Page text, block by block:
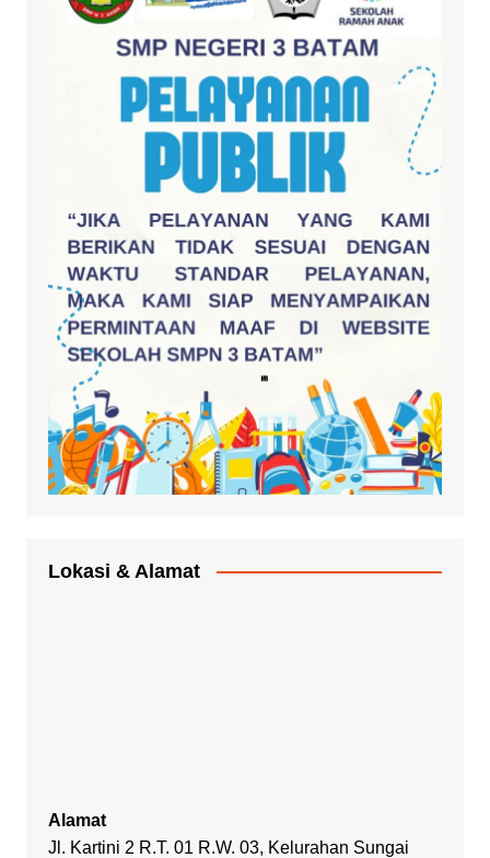
Lokasi & Alamat
Alamat
Jl. Kartini 2 R.T. 01 R.W. 03, Kelurahan Sungai